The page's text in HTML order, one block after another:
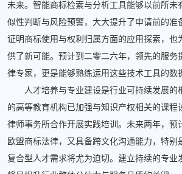
未来。智能商标检索与分析工具能够以前所未
似性判断与风险预警，大大提升了申请前的准
证明商标使用与权利归属方面的应用探索，也
供了新可能。预计到二零二六年，领先的服务
律专家，更是能够熟练运用这些技术工具的数
人才培养与专业建设是行业可持续发展的
的高等教育机构已加强与知识产权相关的课程
律师事务所合作开展实践培训。未来两年，预
欧盟商标法律，又具备跨文化沟通能力，特别
复合型人才需求将尤为迫切。建立持续的专业